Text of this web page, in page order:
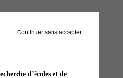
Continuer sans accepter
d’écoles et de